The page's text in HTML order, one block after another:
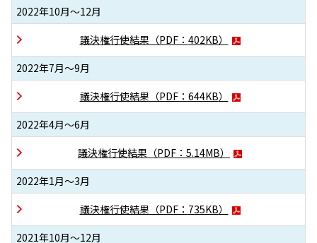
2022年10月～12月
議決権行使結果 （PDF： 402KB）
2022年7月～9月
議決権行使結果 （PDF： 644KB）
2022年4月～6月
議決権行使結果 （PDF： 5.14MB）
2022年1月～3月
議決権行使結果 （PDF： 735KB）
2021年10月～12月